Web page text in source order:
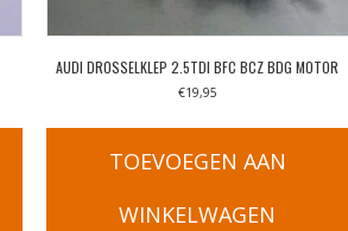
AUDI DROSSELKLEP 2.5TDI BFC BCZ BDG MOTOR
€19,95
TOEVOEGEN AAN
WINKELWAGEN